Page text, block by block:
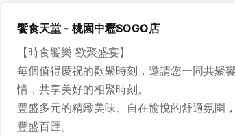
饗食天堂 - 桃園中壢SOGO店
【時食饗樂 歡聚盛宴】
每個值得慶祝的歡聚時刻，邀請您一同共聚
情，共享美好的相聚時刻。
豐盛多元的精緻美味、自在愉悅的舒適氛圍
豐盛百匯。